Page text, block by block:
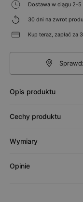
Dostawa w ciągu 2-
30 dni na zwrot
Kup teraz, zapłać za
Opis produktu
Cechy produktu
Wymiary
Opinie